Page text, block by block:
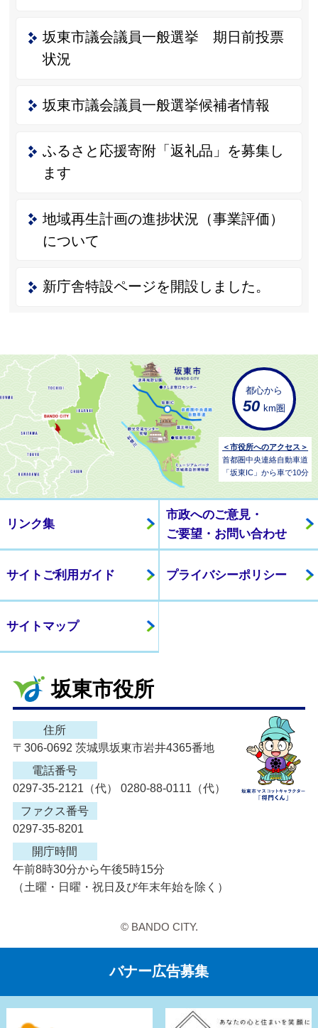
坂東市議会議員一般選挙 期日前投票
状況
坂東市議会議員一般選挙候補者情報
ふるさと応援寄附「返礼品」を募集し
ます
地域再生計画の進捗状況（事業評価）
について
新庁舎特設ページを開設しました。
都心から
50 km圏
＜市役所へのアクセス＞
首都圏中央連絡自動車道
「坂東IC」から車で10分
リンク集
市政へのご意見・
ご要望・お問い合わせ
サイトご利用ガイド プライバシーポリシー
サイトマップ
坂東市役所
住所
〒306-0692 茨城県坂東市岩井4365番地
電話番号
0297-35-2121（代） 0280-88-0111（代）
ファクス番号
0297-35-8201
開庁時間
午前8時30分から午後5時15分
（土曜・日曜・祝日及び年末年始を除く）
© BANDO CITY.
バナー広告募集